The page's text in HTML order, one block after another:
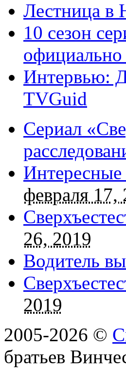
Лестница в
10 сезон
Интервью:
TVGuid
Сериал
Интересные
февраля 17,
26, 2019
Водитель
2019
2005-2026 ©
братьев